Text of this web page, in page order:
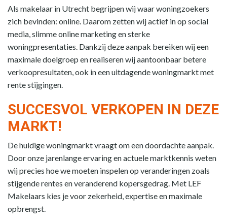
Als makelaar in Utrecht begrijpen wij waar woningzoekers
zich bevinden: online. Daarom zetten wij actief in op social
media, slimme online marketing en sterke
woningpresentaties. Dankzij deze aanpak bereiken wij een
maximale doelgroep en realiseren wij aantoonbaar betere
verkoopresultaten, ook in een uitdagende woningmarkt met
rente stijgingen.
SUCCESVOL VERKOPEN IN DEZE
MARKT!
De huidige woningmarkt vraagt om een doordachte aanpak.
Door onze jarenlange ervaring en actuele marktkennis weten
wij precies hoe we moeten inspelen op veranderingen zoals
stijgende rentes en veranderend kopersgedrag. Met LEF
Makelaars kies je voor zekerheid, expertise en maximale
opbrengst.